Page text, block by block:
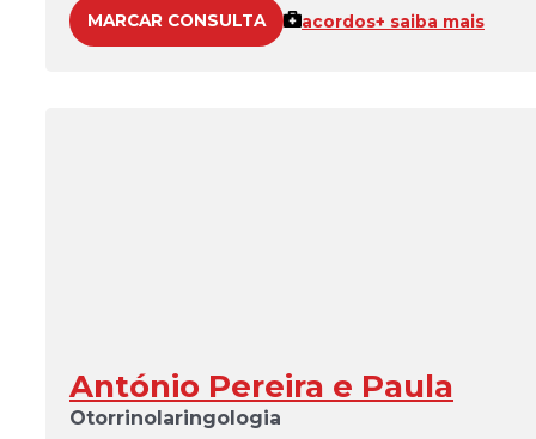
MARCAR CONSULTA acordos+ saiba mais
António Pereira e Paula
Otorrinolaringologia